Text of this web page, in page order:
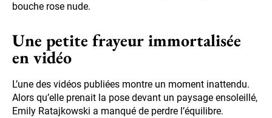
bouche rose nude.
Une petite frayeur immortalisée
en vidéo
L’une des vidéos publiées montre un moment inattendu.
Alors qu’elle prenait la pose devant un paysage ensoleillé,
Emily Ratajkowski a manqué de perdre l’équilibre.